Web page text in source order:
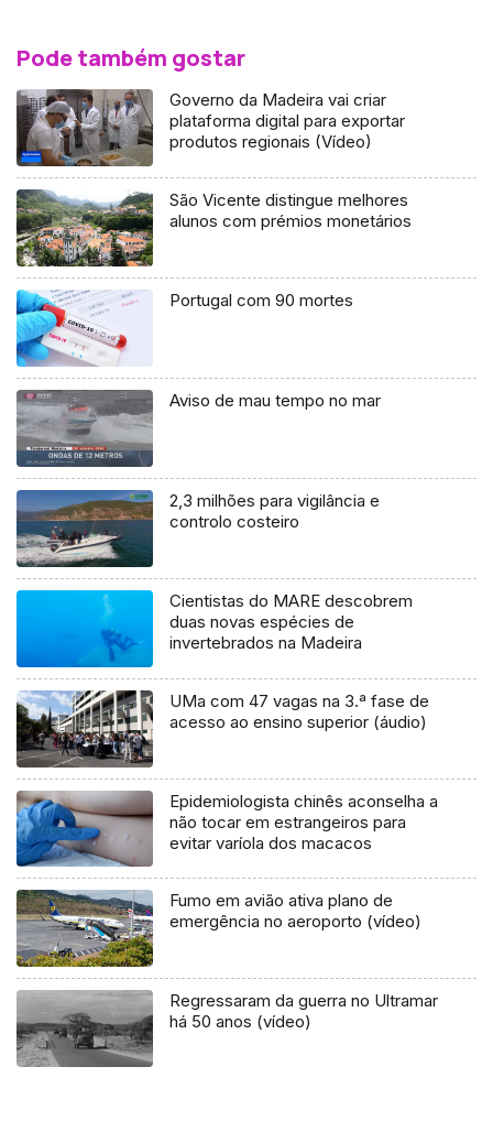
Pode também gostar
Governo da Madeira vai criar
plataforma digital para exportar
produtos regionais (Vídeo)
São Vicente distingue melhores
alunos com prémios monetários
Portugal com 90 mortes
Aviso de mau tempo no mar
2,3 milhões para vigilância e
controlo costeiro
Cientistas do MARE descobrem
duas novas espécies de
invertebrados na Madeira
UMa com 47 vagas na 3.ª fase de
acesso ao ensino superior (áudio)
Epidemiologista chinês aconselha a
não tocar em estrangeiros para
evitar varíola dos macacos
Fumo em avião ativa plano de
emergência no aeroporto (vídeo)
Regressaram da guerra no Ultramar
há 50 anos (vídeo)